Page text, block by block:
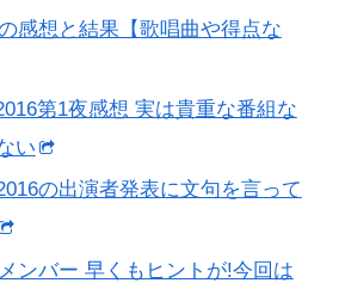
感想と結果【歌唱曲や得点な
第1夜感想 実は貴重な番組な
い
の出演者発表に文句を言って
ンバー 早くもヒントが!今回は